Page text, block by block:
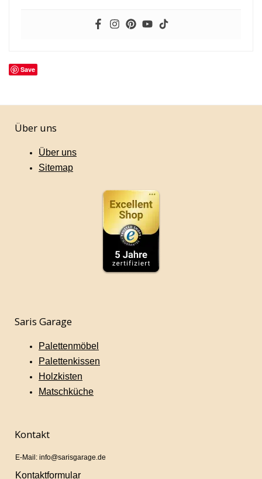
Save
Über uns
Über uns
Sitemap
Saris Garage
Palettenmöbel
Palettenkissen
Holzkisten
Matschküche
Kontakt
E-Mail: info@sarisgarage.de
Kontaktformular